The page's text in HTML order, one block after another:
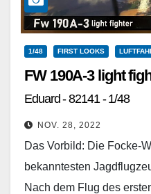
1/48 FIRST LOOKS
FW 190A-3 light
Eduard - 82141 - 1/48
NOV. 28, 2022
Das Vorbild: Die Focke-
bekanntesten
Nach dem Flug des